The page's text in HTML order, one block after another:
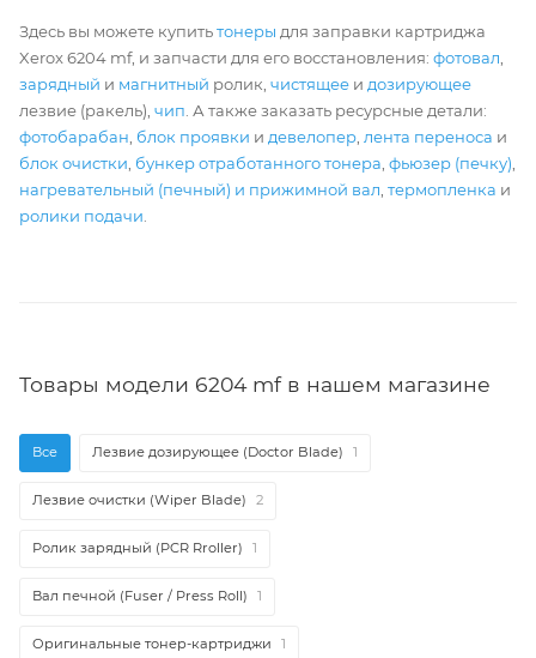
Здесь вы можете купитьтонеры для заправки картриджа
Xerox 6204 mf, и запчасти для его восстановления: фотовал
зарядный и магнитный ролик, чистящее и дозирующее
лезвие (ракель), чип . А также заказать ресурсные детали:
фотобарабан блок проявки и девелопер лента переноса и
блок очистки бункер отработанного тонера фьюзер (печку)
нагревательный (печный) и прижимной вал термопленка и
ролики подачи
Товары модели 6204 mf в нашем магазине
Все Лезвие дозирующее (Doctor Blade) 1
Лезвие очистки (Wiper Blade) 2
Ролик зарядный (PCR Rroller) 1
Вал печной (Fuser / Press Roll) 1
Оригинальные тонер-картриджи 1